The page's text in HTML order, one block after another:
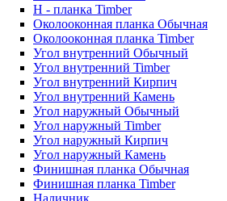
Н - планка Timber
Околооконная планка Обычная
Околооконная планка Timber
Угол внутренний Обычный
Угол внутренний Timber
Угол внутренний Кирпич
Угол внутренний Камень
Угол наружный Обычный
Угол наружный Timber
Угол наружный Кирпич
Угол наружный Камень
Финишная планка Обычная
Финишная планка Timber
Наличник